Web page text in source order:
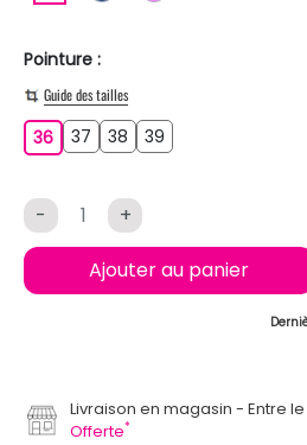
Pointure :
Guide des tailles
363637 3738 3839
- +
Ajouter au panier
Livraison en magasin
Entre
Offerte*